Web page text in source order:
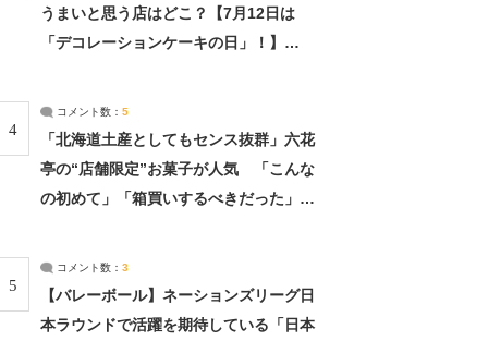
うまいと思う店はどこ？【7月12日は
「デコレーションケーキの日」！】
4
コメント数： 5
「北海道土産としてもセンス抜群」六花
亭の“店舗限定”お菓子が人気 「こんな
の初めて」「箱買いするべきだった」
5
コメント数： 3
【バレーボール】ネーションズリーグ日
本ラウンドで活躍を期待している「日本